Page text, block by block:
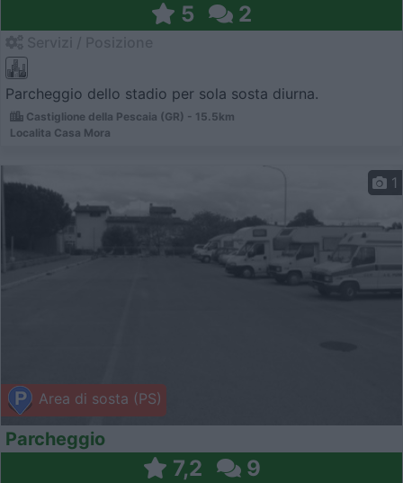
5 2
Parcheggio dello stadio per sola sosta diurna.
Castiglione della Pescaia (GR) - 15.5km
Localita Casa Mora
Area di sosta (PS)
1
Parcheggio
7,2 9